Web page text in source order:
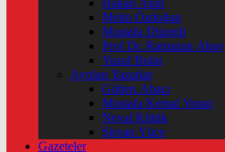
Hakan Akın
Metin Özdoğan
Mustafa Düzenli
Prof Dr. Ramazan Abay
Yusuf Bolat
Ayrılan Yazarlar
Gülten Abacı
Mustafa Kemal Yonat
Neval Kütük
Şirvan Yüce
Gazeteler